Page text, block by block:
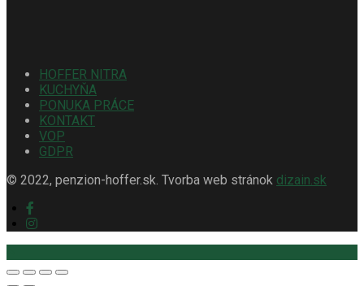
HOFFER NITRA
KUCHYŇA
PONUKA PRÁCE
KONTAKT
VOP
GDPR
© 2022, penzion-hoffer.sk. Tvorba web stránok dizain.sk